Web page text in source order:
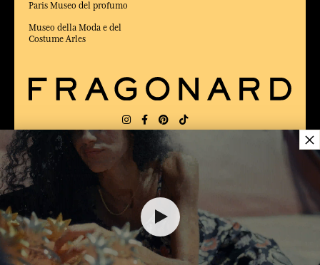
$ 70.00
Paris Museo del profumo
Museo della Moda e del
Costume Arles
CONSEGNA: LINGUA:
ELETTO MIGLIOR SITO DI COMMERCIO
×